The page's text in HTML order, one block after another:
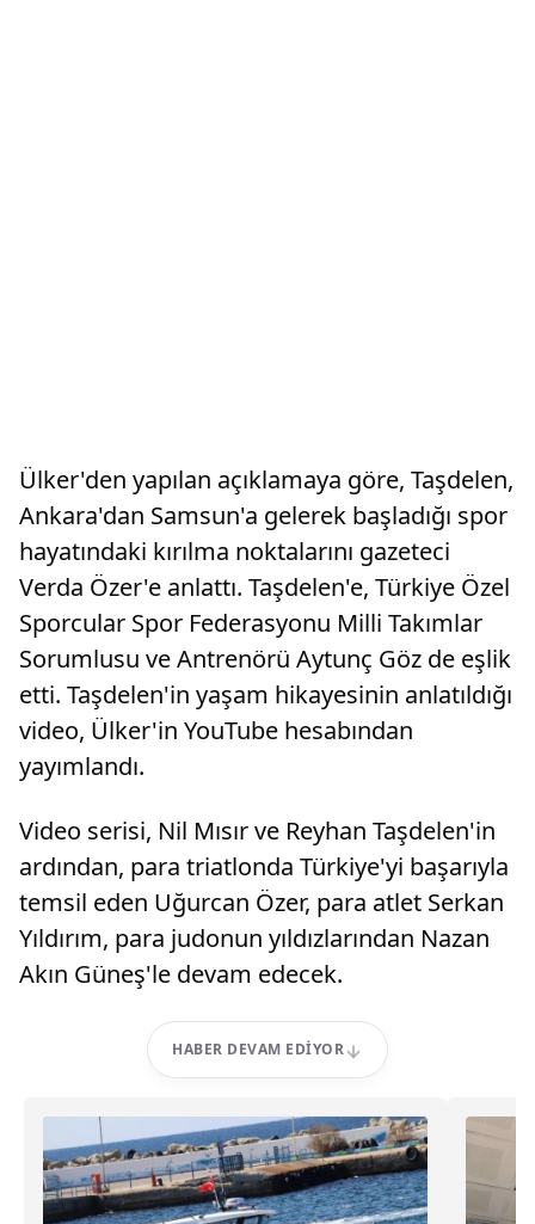
Ülker'den yapılan açıklamaya göre, Taşdelen,
Ankara'dan Samsun'a gelerek başladığı spor
hayatındaki kırılma noktalarını gazeteci
Verda Özer'e anlattı. Taşdelen'e, Türkiye Özel
Sporcular Spor Federasyonu Milli Takımlar
Sorumlusu ve Antrenörü Aytunç Göz de eşlik
etti. Taşdelen'in yaşam hikayesinin anlatıldığı
video, Ülker'in YouTube hesabından
yayımlandı.
Video serisi, Nil Mısır ve Reyhan Taşdelen'in
ardından, para triatlonda Türkiye'yi başarıyla
temsil eden Uğurcan Özer, para atlet Serkan
Yıldırım, para judonun yıldızlarından Nazan
Akın Güneş'le devam edecek.
HABER DEVAM EDIYOR